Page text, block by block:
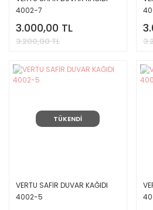
4002-7
3.000,00 TL
3.200,00 TL
TÜKENDİ
VERTU SAFİR DUVAR KAĞIDI
4002-5